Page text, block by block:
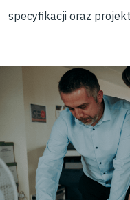
specyfikacji oraz